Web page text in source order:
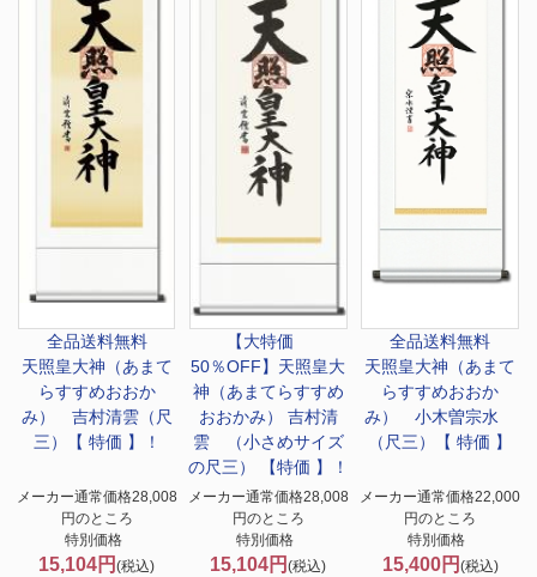
全品送料無料
天照皇大神（あまて
らすすめおおか
み） 吉村清雲（尺
三）【 特価 】！
メーカー通常価格28,008
円のところ
特別価格
15,104円(税込)
【大特価
50％OFF】 天照皇大
神（あまてらすすめ
おおかみ） 吉村清
雲 （小さめサイズ
の尺三） 【特価 】！
メーカー通常価格28,008
円のところ
特別価格
15,104円(税込)
全品送料無料
天照皇大神（あまて
らすすめおおか
み） 小木曽宗水
（尺三）【 特価 】
メーカー通常価格22,000
円のところ
特別価格
15,400円 (税込)